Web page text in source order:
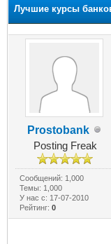
Лучшие курсы
Prostobank
Posting Freak
Сообщений: 1,000
Темы: 1,000
У нас с: 17-07-2010
Рейтинг: 0